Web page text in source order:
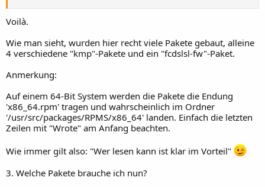
Voilà.
Wie man sieht, wurden hier recht viele Pakete gebaut, alleine
4 verschiedene "kmp"-Pakete und ein "fcdslsl-fw"-Paket.
Anmerkung:
Auf einem 64-Bit System werden die Pakete die Endung
'x86_64.rpm' tragen und wahrscheinlich im Ordner
'/usr/src/packages/RPMS/x86_64' landen. Einfach die letzten
Zeilen mit "Wrote" am Anfang beachten.
Wie immer gilt also: "Wer lesen kann ist klar im Vorteil"
3. Welche Pakete brauche ich nun?